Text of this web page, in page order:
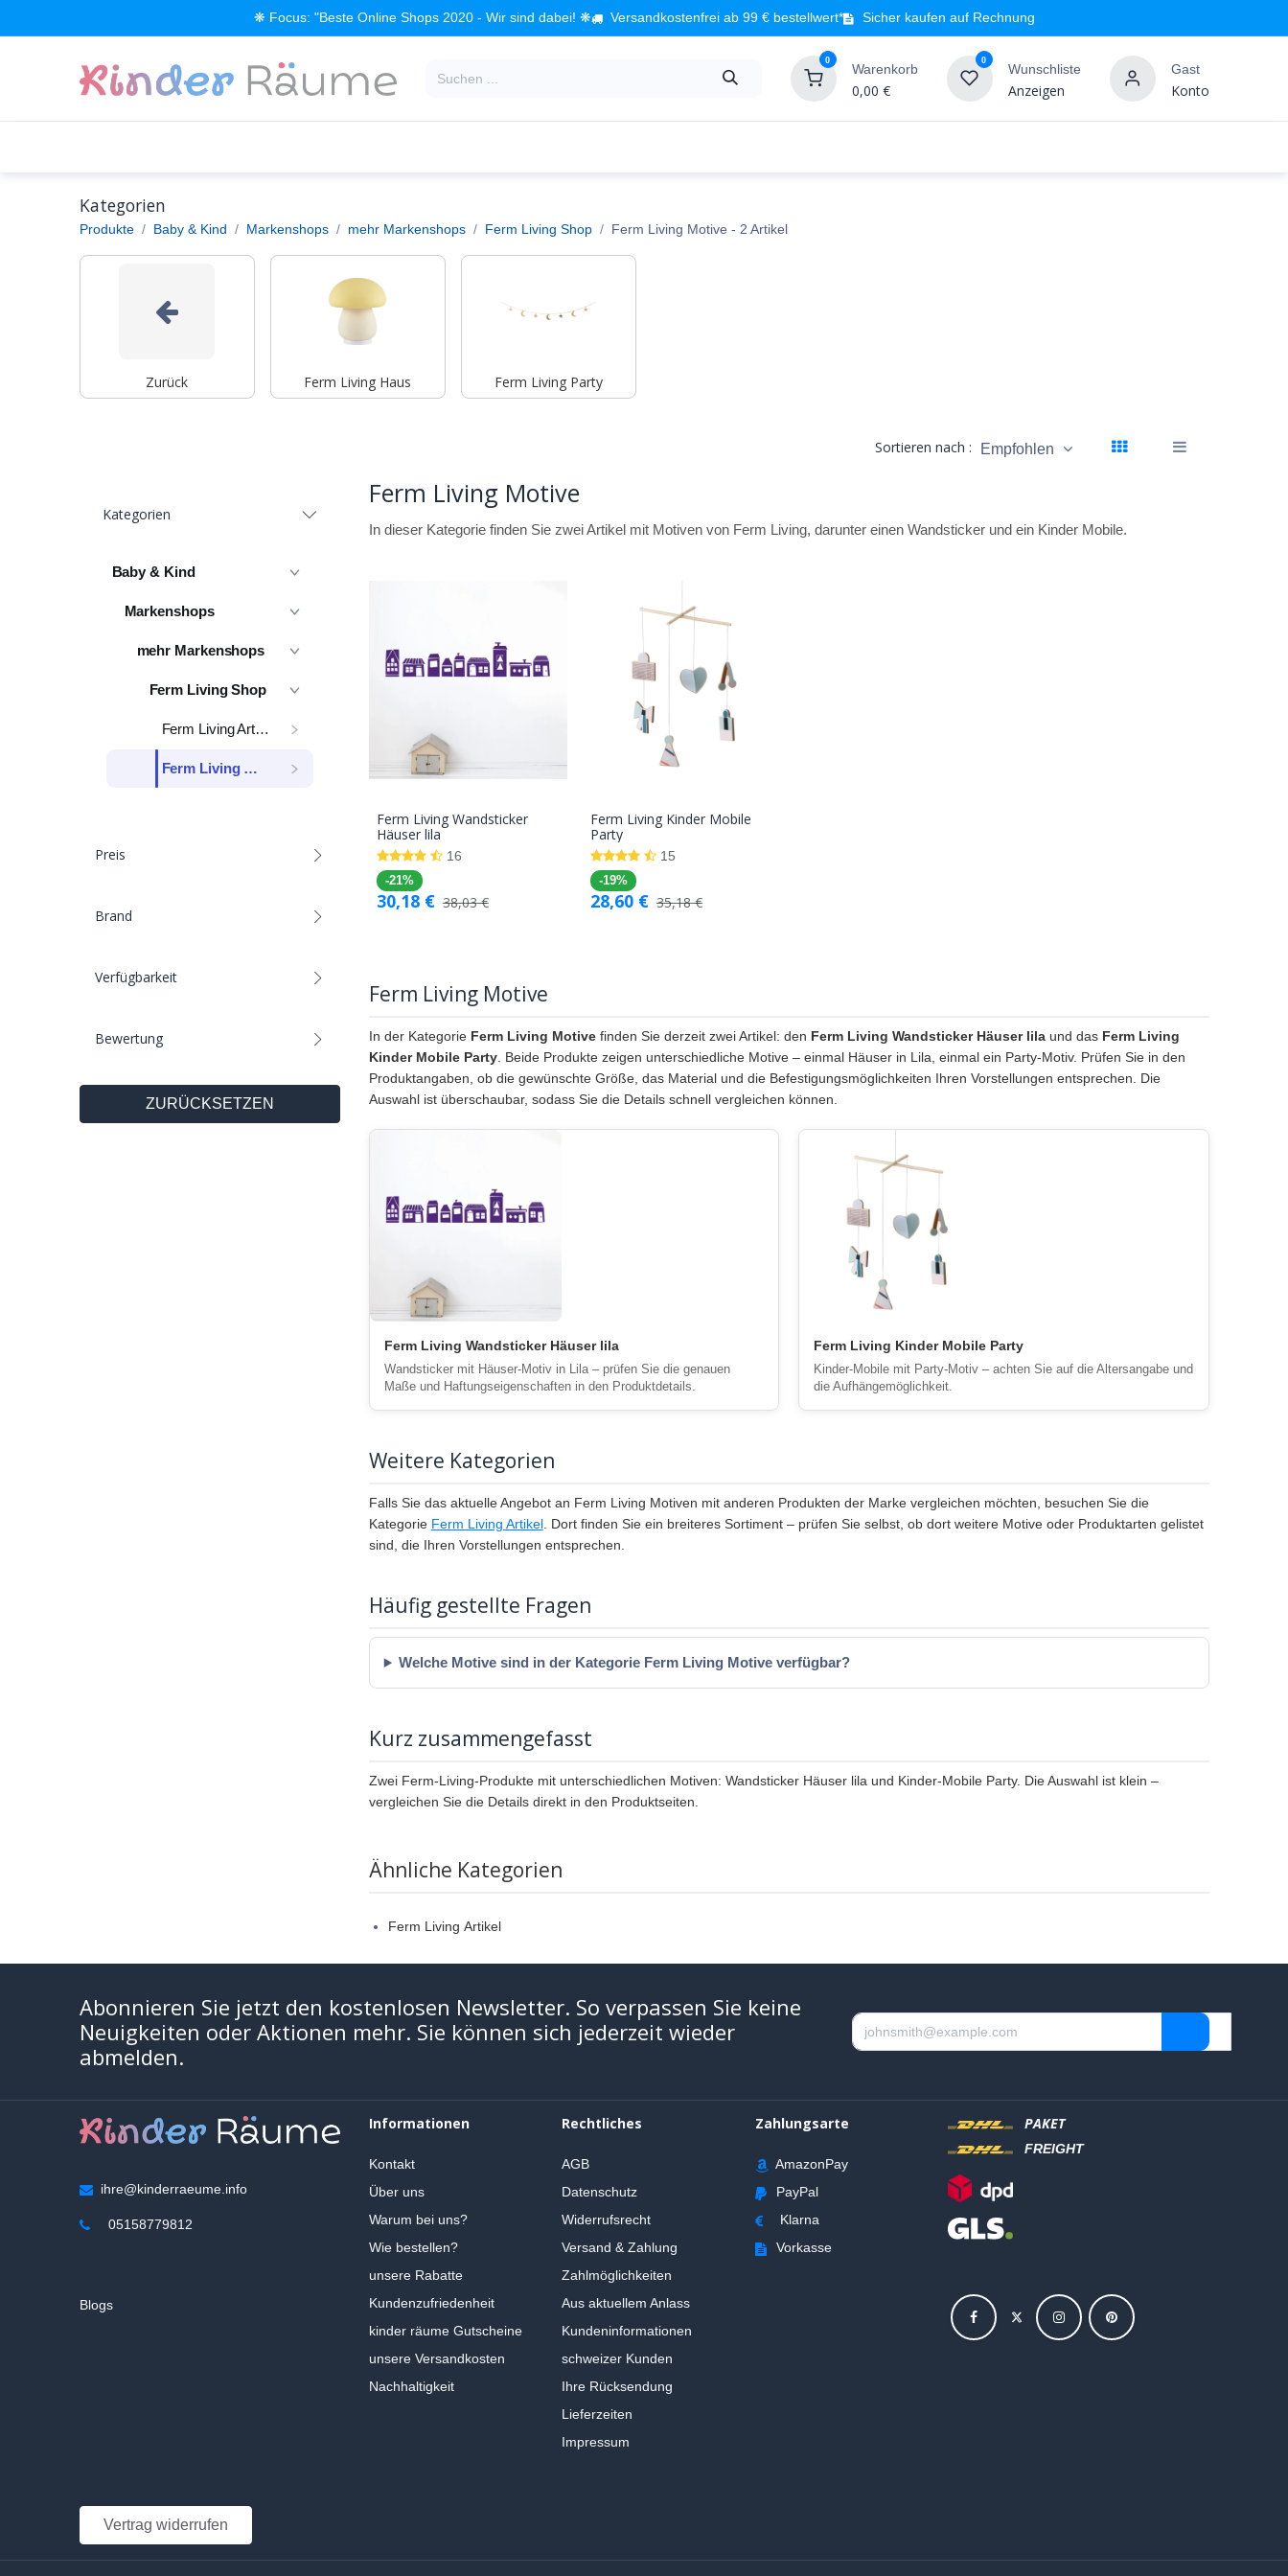
❋ Focus: "Beste Online Shops 2020 - Wir sind dabei! ❋ Versandkostenfrei ab 99 € bestellwert* Sicher kaufen auf Rechnung
0
Warenkorb
0,00 €
0
Wunschliste
Anzeigen
Gast
Konto
Kategorien
Produkte Baby & Kind Markenshops mehr Markenshops Ferm Living Shop Ferm Living Motive - 2 Artikel
Zurück Ferm Living Haus Ferm Living Party
Sortieren nach : Empfohlen
Kategorien
Baby & Kind
Markenshops
mehr Markenshops
Ferm Living Shop
Ferm Living Artikel
Ferm Living Motive
Preis
Brand
Verfügbarkeit
Bewertung
ZURÜCKSETZEN
Ferm Living Motive
In dieser Kategorie finden Sie zwei Artikel mit Motiven von Ferm Living, darunter einen Wandsticker und ein Kinder Mobile.
Warenkorb
Ferm Living Wandsticker
Häuser lila
16
-21%
30,18€ 38,03€
Warenkorb
Ferm Living Kinder Mobile
Party
15
-19%
28,60€ 35,18€
Ferm Living Motive
In der Kategorie Ferm Living Motivefinden Sie derzeit zwei Artikel: den Ferm Living Wandsticker Häuser lilaund das Ferm Living
Kinder Mobile Party. Beide Produkte zeigen unterschiedliche Motive – einmal Häuser in Lila, einmal ein Party-Motiv. Prüfen Sie in den
Produktangaben, ob die gewünschte Größe, das Material und die Befestigungsmöglichkeiten Ihren Vorstellungen entsprechen. Die
Auswahl ist überschaubar, sodass Sie die Details schnell vergleichen können.
Ferm Living Wandsticker Häuser lila
Wandsticker mit Häuser-Motiv in Lila – prüfen Sie die genauen
Maße und Haftungseigenschaften in den Produktdetails.
Ferm Living Kinder Mobile Party
Kinder-Mobile mit Party-Motiv – achten Sie auf die Altersangabe und
die Aufhängemöglichkeit.
Weitere Kategorien
Falls Sie das aktuelle Angebot an Ferm Living Motiven mit anderen Produkten der Marke vergleichen möchten, besuchen Sie die
Kategorie Ferm Living Artikel. Dort finden Sie ein breiteres Sortiment – prüfen Sie selbst, ob dort weitere Motive oder Produktarten gelistet
sind, die Ihren Vorstellungen entsprechen.
Häufig gestellte Fragen
Welche Motive sind in der Kategorie Ferm Living Motive verfügbar?
Kurz zusammengefasst
Zwei Ferm-Living-Produkte mit unterschiedlichen Motiven: Wandsticker Häuser lila und Kinder-Mobile Party. Die Auswahl ist klein –
vergleichen Sie die Details direkt in den Produktseiten.
Ähnliche Kategorien
Ferm Living Artikel
Abonnieren Sie jetzt den kostenlosen Newsletter. So verpassen Sie keine
Neuigkeiten oder Aktionen mehr. Sie können sich jederzeit wieder
abmelden.
ihre@kinderraeume.info
05158779812
Blogs
Informationen
Kontakt
Über uns
Warum bei uns?
Wie bestellen?
unsere Rabatte
Kundenzufriedenheit
kinder räume Gutscheine
unsere Versandkosten
Nachhaltigkeit
Rechtliches
AGB
Datenschutz
Widerrufsrecht
Versand & Zahlung
Zahlmöglichkeiten
Aus aktuellem Anlass
Kundeninformationen
schweizer Kunden
Ihre Rücksendung
Lieferzeiten
Impressum
Zahlungsarte
AmazonPay
PayPal
Klarna
Vorkasse
PAKET
FREIGHT
Vertrag widerrufen